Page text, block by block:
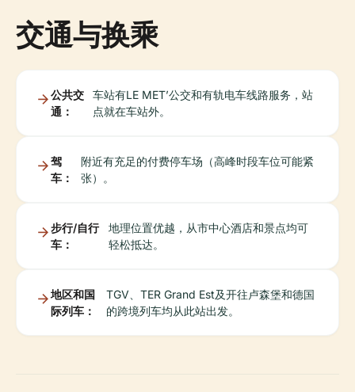
交通与换乘
公共交
通：
车站有LE MET’公交和有轨电车线路服务，站
点就在车站外。
驾
车：
附近有充足的付费停车场（高峰时段车位可能紧
张）。
步行/自行
车：
地理位置优越，从市中心酒店和景点均可
轻松抵达。
地区和国
际列车：
TGV、TER Grand Est及开往卢森堡和德国
的跨境列车均从此站出发。